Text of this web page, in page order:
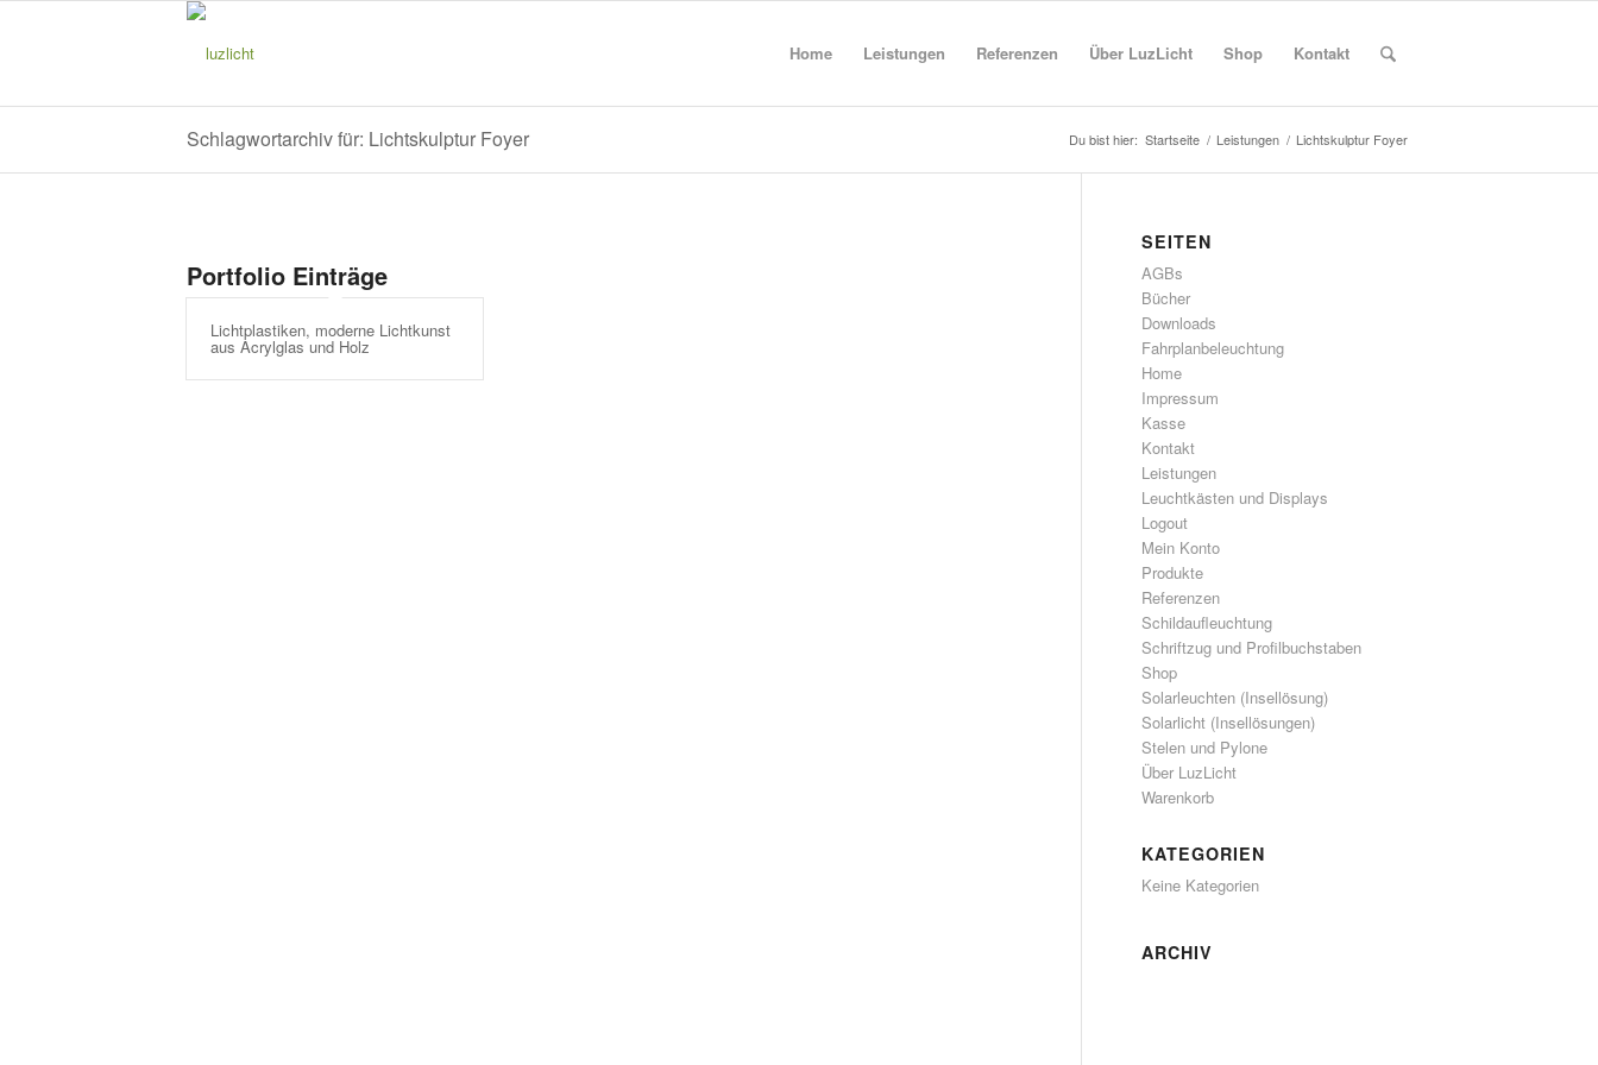
Home Leistungen Referenzen Über LuzLicht Shop Kontakt
Schlagwortarchiv für: Lichtskulptur Foyer Du bist hier: Startseite / Leistungen / Lichtskulptur Foyer
Portfolio Einträge
Lichtplastiken, moderne Lichtkunst
aus Acrylglas und Holz
SEITEN
AGBs
Bücher
Downloads
Fahrplanbeleuchtung
Home
Impressum
Kasse
Kontakt
Leistungen
Leuchtkästen und Displays
Logout
Mein Konto
Produkte
Referenzen
Schildaufleuchtung
Schriftzug und Profilbuchstaben
Shop
Solarleuchten (Insellösung)
Solarlicht (Insellösungen)
Stelen und Pylone
Über LuzLicht
Warenkorb
KATEGORIEN
Keine Kategorien
ARCHIV